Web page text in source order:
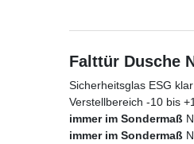
Falttür Dusche
Sicherheitsglas ESG
Verstellbereich -10 bis
immer im Sondermaß
immer im Sondermaß